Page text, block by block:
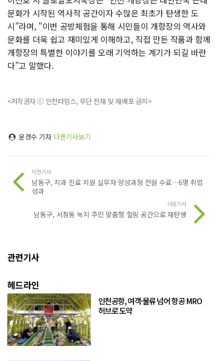
문화가 시작된 역사적 공간이자 수많은 최초가 탄생한 도
시”라며, "이번 공방체험을 통해 시민들이 개항장의 역사와
문화를 더욱 쉽고 재미있게 이해하고, 직접 만든 작품과 함께
개항장의 특별한 이야기를 오래 기억하는 계기가 되길 바란
다”고 말했다.
<저작권자 ⓒ 인천타임스, 무단 전재 및 재배포 금지>
윤경수 기자 다른기사보기
이전기사
남동구, 치과 진료 지원 실무자 양성과정 전원 수료…6명 취업
성과
다음기사
남동구, 서창동 녹지 주민 맞춤형 힐링 공간으로 재탄생
관련기사
헤드라인
인천공항, 여객·물류 넘어 항공 MRO
허브로 도약